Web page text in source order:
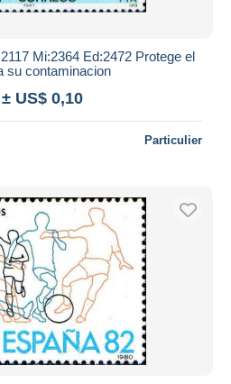
Mi:2364 Ed:2472 Protege el
su contaminacion
± US$ 0,10
Particulier